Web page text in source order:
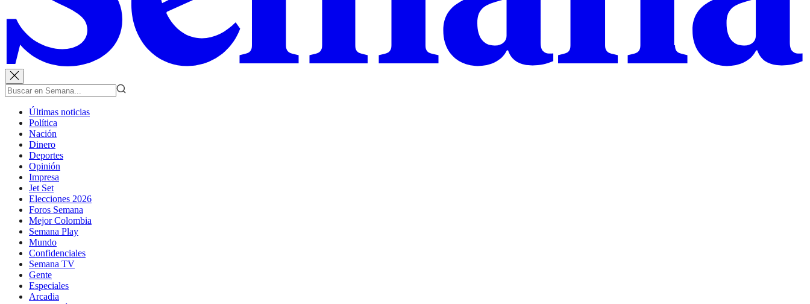
Últimas noticias
Política
Nación
Dinero
Deportes
Opinión
Impresa
Jet Set
Elecciones 2026
Foros Semana
Mejor Colombia
Semana Play
Mundo
Confidenciales
Semana TV
Gente
Especiales
Arcadia